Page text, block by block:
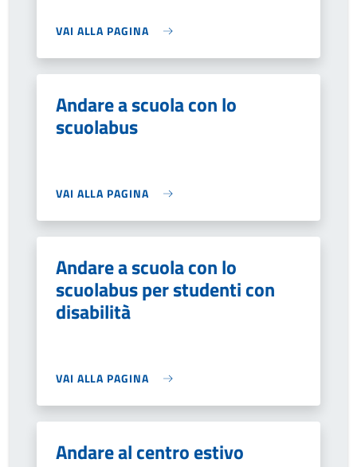
VAI ALLA PAGINA
Andare a scuola con lo
scuolabus
VAI ALLA PAGINA
Andare a scuola con lo
scuolabus per studenti con
disabilità
VAI ALLA PAGINA
Andare al centro estivo